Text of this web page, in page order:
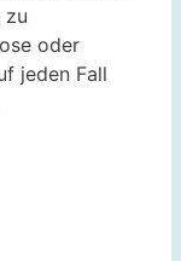
zu
oder
jeden Fall